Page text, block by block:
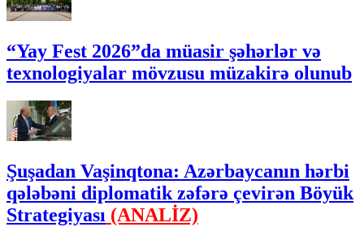
“Yay Fest 2026”da müasir şəhərlər və
texnologiyalar mövzusu müzakirə olunub
Şuşadan Vaşinqtona: Azərbaycanın hərbi
qələbəni diplomatik zəfərə çevirən Böyük
Strategiyası (ANALİZ)